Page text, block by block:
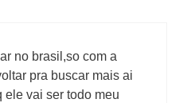
no brasil,so com a
pra buscar mais ai
ele vai ser todo meu